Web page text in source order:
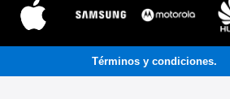
Términos y condiciones.